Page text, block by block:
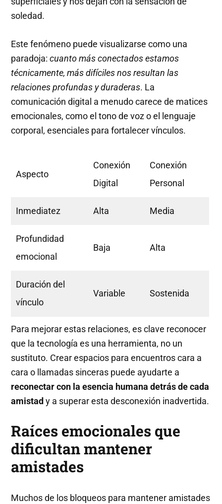
soledad.
Este fenómeno puede visualizarse como una
paradoja:cuanto más conectados estamos
técnicamente, más difíciles nos resultan las
relaciones profundas y duraderas. La
comunicación digital a menudo carece de matices
emocionales, como el tono de voz o el lenguaje
corporal, esenciales para fortalecer vínculos.
Aspecto
Conexión
Digital
Conexión
Personal
Inmediatez Alta Media
Profundidad
emocional
Baja Alta
Duración del
vínculo
Variable Sostenida
Para mejorar estas relaciones, es clave reconocer
que la tecnología es una herramienta, no un
sustituto. Crear espacios para encuentros cara a
cara o llamadas sinceras puede ayudarte a
reconectar con la esencia humana detrás de cada
amistad y a superar esta desconexión inadvertida.
Raíces emocionales que
dificultan mantener
amistades
Muchos de los bloqueos para mantener amistades